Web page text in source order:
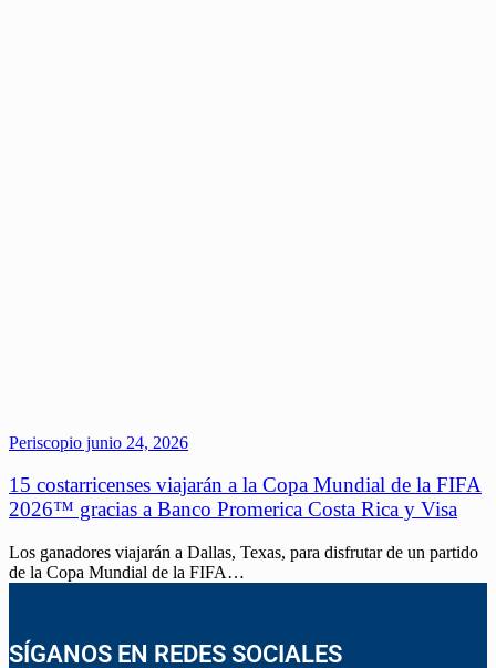
Periscopio junio 24, 2026
15 costarricenses viajarán a la Copa Mundial de la FIFA
2026™ gracias a Banco Promerica Costa Rica y Visa
Los ganadores viajarán a Dallas, Texas, para disfrutar de un partido
de la Copa Mundial de la FIFA…
SÍGANOS EN REDES SOCIALES